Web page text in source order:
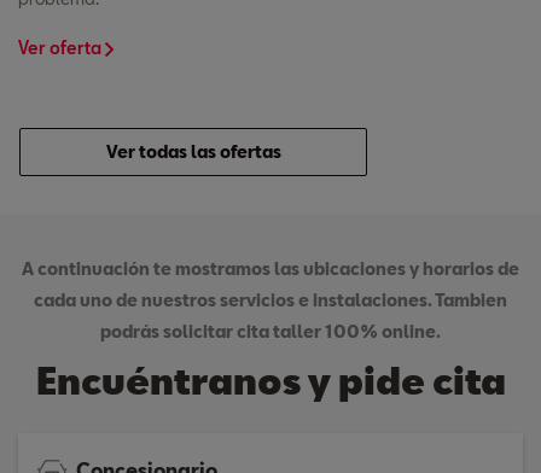
Ver oferta
Ver todas las ofertas
A continuación te mostramos las ubicaciones y horarios de
cada uno de nuestros servicios e instalaciones. Tambien
podrás solicitar cita taller 100% online.
Encuéntranos y pide cita